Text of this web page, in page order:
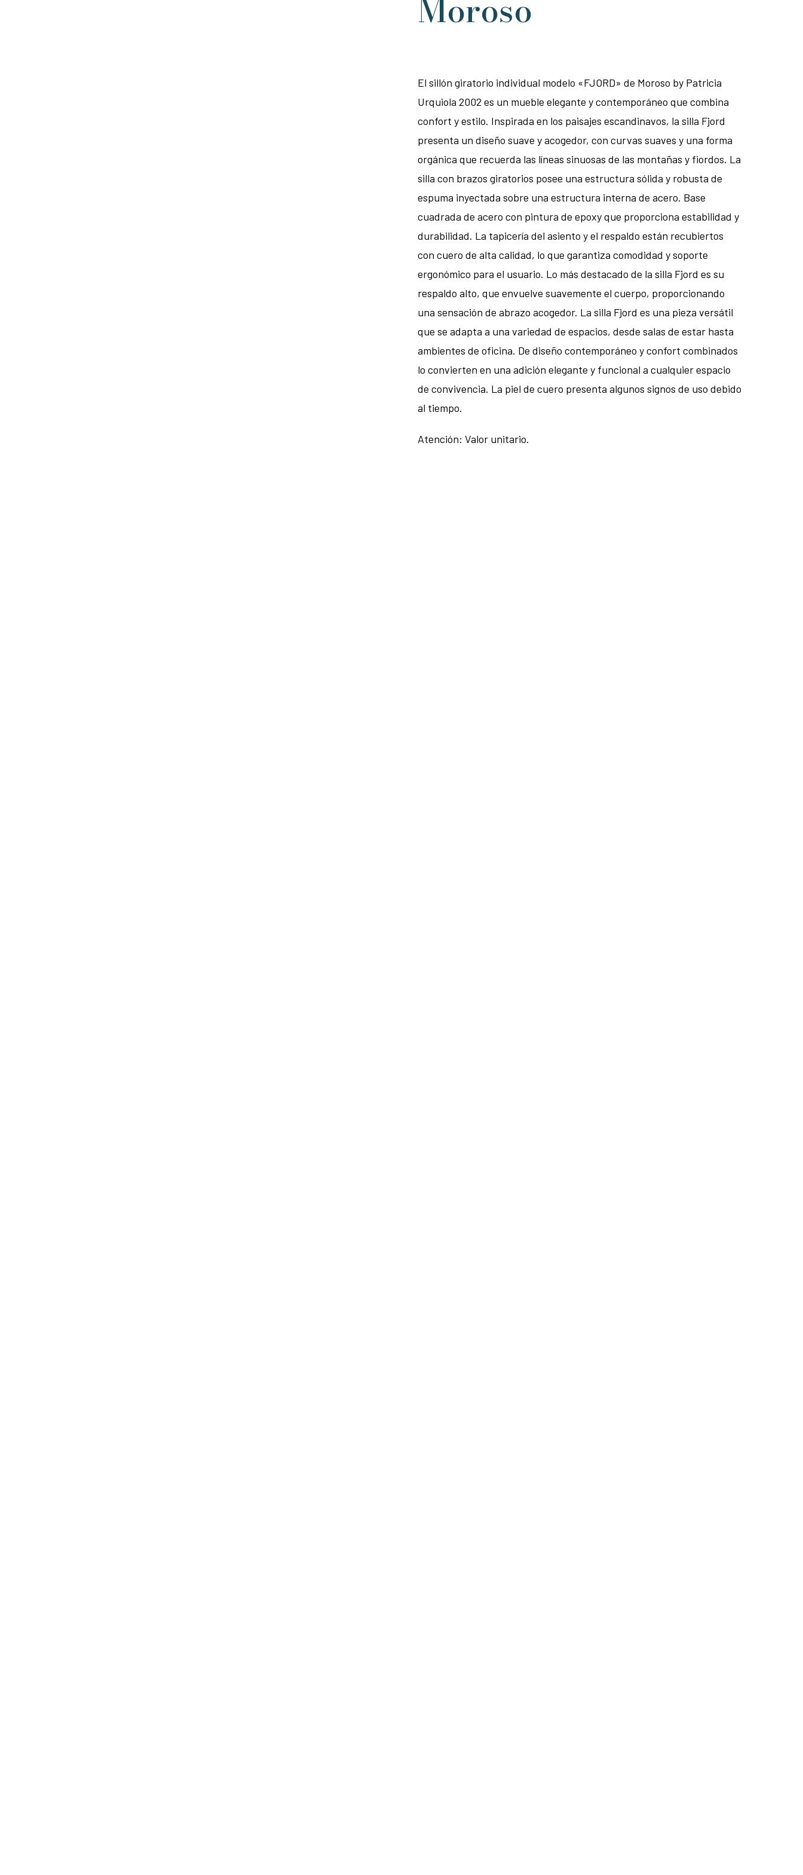
Moroso
El sillón giratorio individual modelo «FJORD» de Moroso by Patricia
Urquiola 2002 es un mueble elegante y contemporáneo que combina
confort y estilo. Inspirada en los paisajes escandinavos, la silla Fjord
presenta un diseño suave y acogedor, con curvas suaves y una forma
orgánica que recuerda las líneas sinuosas de las montañas y fiordos. La
silla con brazos giratorios posee una estructura sólida y robusta de
espuma inyectada sobre una estructura interna de acero. Base
cuadrada de acero con pintura de epoxy que proporciona estabilidad y
durabilidad. La tapicería del asiento y el respaldo están recubiertos
con cuero de alta calidad, lo que garantiza comodidad y soporte
ergonómico para el usuario. Lo más destacado de la silla Fjord es su
respaldo alto, que envuelve suavemente el cuerpo, proporcionando
una sensación de abrazo acogedor. La silla Fjord es una pieza versátil
que se adapta a una variedad de espacios, desde salas de estar hasta
ambientes de oficina. De diseño contemporáneo y confort combinados
lo convierten en una adición elegante y funcional a cualquier espacio
de convivencia. La piel de cuero presenta algunos signos de uso debido
al tiempo.
Atención: Valor unitario.